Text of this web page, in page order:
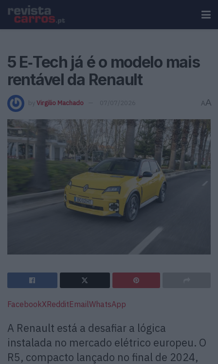
5 E‑Tech já é o modelo mais
rentável da Renault
by Virgilio Machado 07/07/2026 AA
FacebookXRedditEmailWhatsApp
A Renault está a desafiar a lógica
instalada no mercado elétrico europeu. O
R5, compacto lançado no final de 2024,